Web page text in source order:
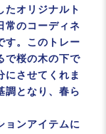
たオリジナルト
常のコーディネ
す。このトレー
で桜の木の下で
にさせてくれま
調となり、春ら
ョンアイテムに